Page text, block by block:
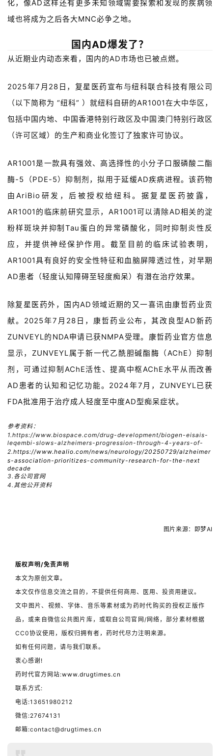
化， 像AD这样还有 更多 未知 领域需要探索和 发现的疾病领
域也将成为之后各大MNC必争之地。
国内AD爆发了？
从近期业内动态来看，国内的AD市场也已被点燃。
2025年7月28日，复星医药宣布与纽科联合科技有限公司
（以下简称为 “纽科” ）就纽科自研的AR1001在大中华区，
包括中国内地、中国香港特别行政区及中国澳门特别行政区
（许可区域）的生产和商业化签订了独家许可协议。
AR1001是一款具有强效、高选择性的小分子口服磷酸二酯
酶-5（PDE-5）抑制剂，拟用于延缓AD疾病进程。该药物
由AriBio研发，后被授权给纽科。据复星医药披露，
AR1001的临床前研究显示，AR1001可以清除AD相关的淀
粉样斑块并抑制Tau蛋白的异常磷酸化，同时抑制炎性反
应，并提供神经保护作用。截至目前的临床试验表明，
AR1001具有良好的安全性特征和血脑屏障透过性，对早期
AD患者（轻度认知障碍至轻度痴呆）有潜在治疗效果。
除复星 医药外 ， 国内AD领域近期 的 又一喜讯由康哲药业贡
献。 2025年7 月 28 日 ， 康哲药业公布，其改良型AD新药
ZUNVEYL的 NDA申请已获NMPA受理。 康哲药业官方信息
显示，ZUNVEYL属于新一代乙酰胆碱酯酶 （AChE）抑制
剂，可通过抑制 AChE活性、提高中枢AChE水平从而改善
AD 患者的认知和记忆功能。 2024年7月 ， ZUNVEYL已获
FDA批准用于治疗成人轻度至中度AD型痴呆症状。
参考资料：
1.https://www.biospace.com/drug-development/biogen-eisais-
leqembi-slows-alzheimers-progression-through-4-years-of-
2.https://www.healio.com/news/neurology/20250729/alzheimer
s-association-prioritizes-community-research-for-the-next
decade
3. 各公司官网
4.其他公开资料
图片来源：即梦AI
版权声明/免责声明
本文为原创文章。
本文仅作信息交流之目的，不提供任何商用、医用、投资用建议。
文中图片、视频、字体、音乐等素材或为药时代购买的授权正版作
品，或来自微信公共图片库，或取自公司官网/网络，部分素材根据
CC0协议使用，版权归拥有者，药时代尽力注明来源。
如有任何问题，请与我们联系。
衷心感谢!
药时代官方网站:www.drugtimes.cn
联系方式:
电话:13651980212
微信:27674131
邮箱:contact@drugtimes.cn